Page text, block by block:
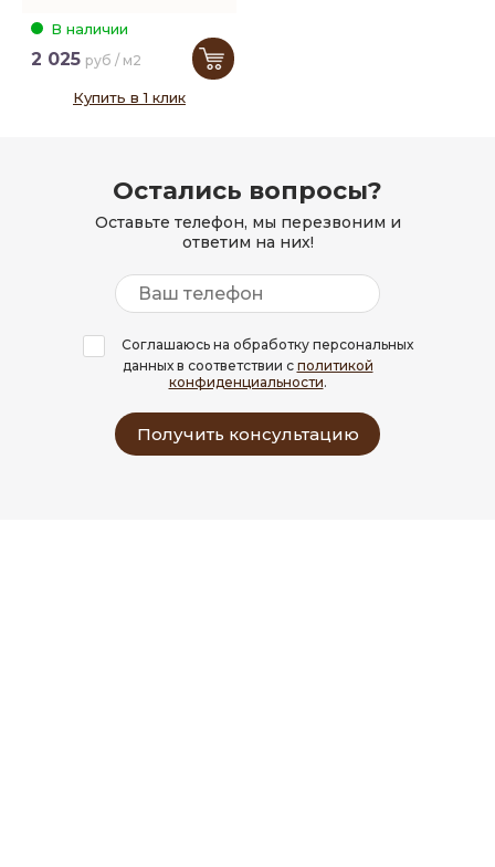
В наличии
2 025 руб / м2
Купить в 1 клик
Остались вопросы?
Оставьте телефон, мы перезвоним и
ответим на них!
Соглашаюсь на обработку персональных
данных в соответствии с политикой
конфиденциальности.
Получить консультацию